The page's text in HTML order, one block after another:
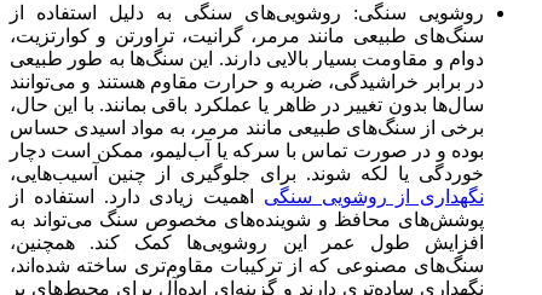
روشویی سنگی: روشویی‌های سنگی به دلیل استفاده از
سنگ‌های طبیعی مانند مرمر، گرانیت، تراورتن و کوارتزیت،
دوام و مقاومت بسیار بالایی دارند. این سنگ‌ها به طور طبیعی
در برابر خراشیدگی، ضربه و حرارت مقاوم هستند و می‌توانند
سال‌ها بدون تغییر در ظاهر یا عملکرد باقی بمانند. با این حال،
برخی از سنگ‌های طبیعی مانند مرمر، به مواد اسیدی حساس
بوده و در صورت تماس با سرکه یا آب‌لیمو، ممکن است دچار
خوردگی یا لکه شوند. برای جلوگیری از چنین آسیب‌هایی،
نگهداری از روشویی سنگی اهمیت زیادی دارد. استفاده از
پوشش‌های محافظ و شوینده‌های مخصوص سنگ می‌تواند به
افزایش طول عمر این روشویی‌ها کمک کند. همچنین،
سنگ‌های مصنوعی که از ترکیبات مقاوم‌تری ساخته شده‌اند،
نگهداری ساده‌تری دارند و گزینه‌ای ایده‌آل برای محیط‌های پر